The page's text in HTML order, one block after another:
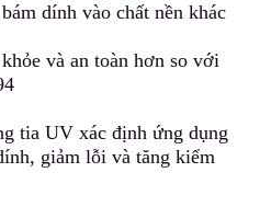
dính vào chất nền khác
và an toàn hơn so với
tia UV xác định ứng dụng
giảm lỗi và tăng kiểm